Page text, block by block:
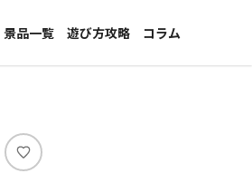
景品一覧
新着景品
メーカー一覧
遊び方攻略
コラム
インタビュー
い